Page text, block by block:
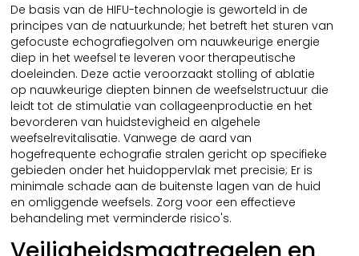
De basis van de HIFU-technologie is geworteld in de
principes van de natuurkunde; het betreft het sturen van
gefocuste echografiegolven om nauwkeurige energie
diep in het weefsel te leveren voor therapeutische
doeleinden. Deze actie veroorzaakt stolling of ablatie
op nauwkeurige diepten binnen de weefselstructuur die
leidt tot de stimulatie van collageenproductie en het
bevorderen van huidstevigheid en algehele
weefselrevitalisatie. Vanwege de aard van
hogefrequente echografie stralen gericht op specifieke
gebieden onder het huidoppervlak met precisie; Er is
minimale schade aan de buitenste lagen van de huid
en omliggende weefsels. Zorg voor een effectieve
behandeling met verminderde risico's.